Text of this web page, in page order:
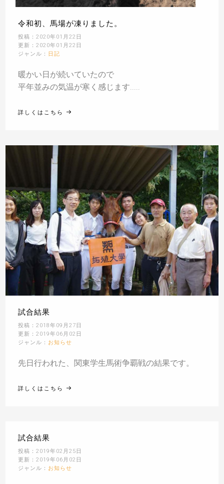
令和初、馬場が凍りました。
投稿：2020年01月22日
更新：2020年01月22日
ジャンル： 日記
暖かい日が続いていたので
平年並みの気温が寒く感じます.....
詳しくはこちら
試合結果
投稿：2018年09月27日
更新：2019年06月02日
ジャンル： お知らせ
先日行われた、関東学生馬術争覇戦の結果です。
詳しくはこちら
試合結果
投稿：2019年02月25日
更新：2019年06月02日
ジャンル： お知らせ